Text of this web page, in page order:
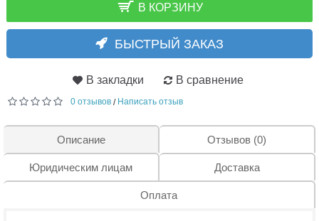
В КОРЗИНУ
БЫСТРЫЙ ЗАКАЗ
В закладки В сравнение
0 отзывов / Написать отзыв
Описание Отзывов (0)
Юридическим лицам Доставка
Оплата